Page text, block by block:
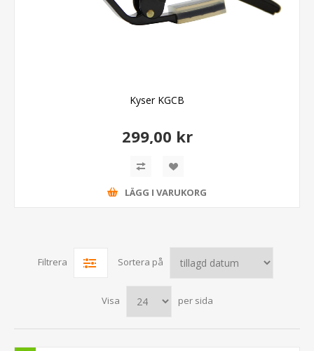
Kyser KGCB
299,00 kr
LÄGG I VARUKORG
Filtrera Sortera på
Visa per sida